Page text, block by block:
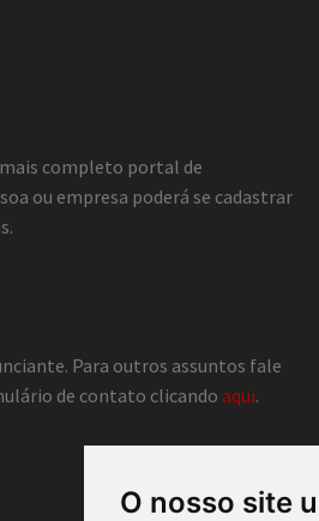
O nosso site
completo portal de
ou empresa poderá se cadastrar
Para outros assuntos fale
de contato clicando aqui.